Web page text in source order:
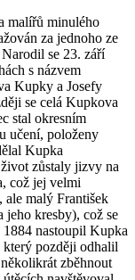
malířů minulého
za jednoho ze
se 23. září
s názvem
Kupky a Josefy
se celá Kupkova
stal okresním
učení, položeny
Kupka
zůstaly jizvy na
což jej velmi
ale malý František
jeho kresby), což se
nastoupil Kupka
který později odhalil
zběhnout